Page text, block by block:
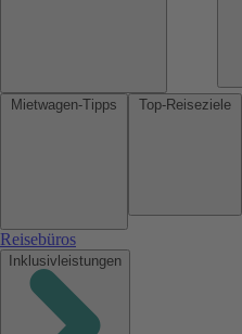
Reisebüros
Inklusivleistungen